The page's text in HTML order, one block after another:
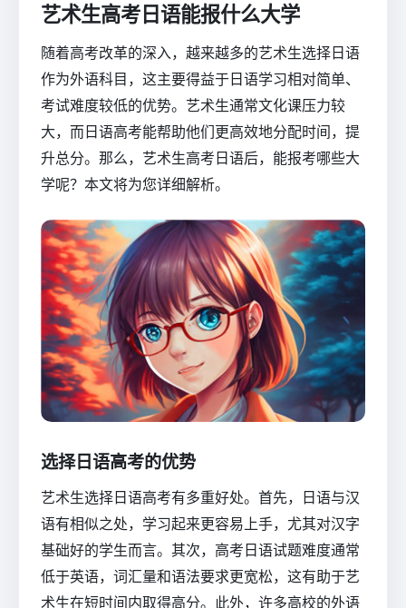
艺术生高考日语能报什么大学
随着高考改革的深入，越来越多的艺术生选择日语
作为外语科目，这主要得益于日语学习相对简单、
考试难度较低的优势。艺术生通常文化课压力较
大，而日语高考能帮助他们更高效地分配时间，提
升总分。那么，艺术生高考日语后，能报考哪些大
学呢？本文将为您详细解析。
选择日语高考的优势
艺术生选择日语高考有多重好处。首先，日语与汉
语有相似之处，学习起来更容易上手，尤其对汉字
基础好的学生而言。其次，高考日语试题难度通常
低于英语，词汇量和语法要求更宽松，这有助于艺
术生在短时间内取得高分。此外，许多高校的外语